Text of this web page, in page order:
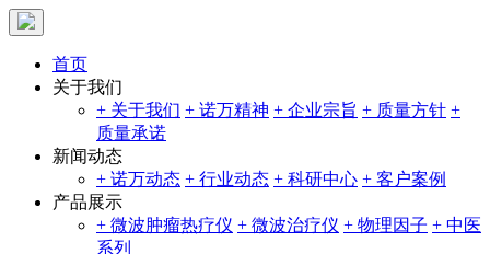
首页
关于我们
+ 关于我们 + 诺万精神 + 企业宗旨 + 质量方针 +
质量承诺
新闻动态
+ 诺万动态 + 行业动态 + 科研中心 + 客户案例
产品展示
+ 微波肿瘤热疗仪 + 微波治疗仪 + 物理因子 + 中医
系列